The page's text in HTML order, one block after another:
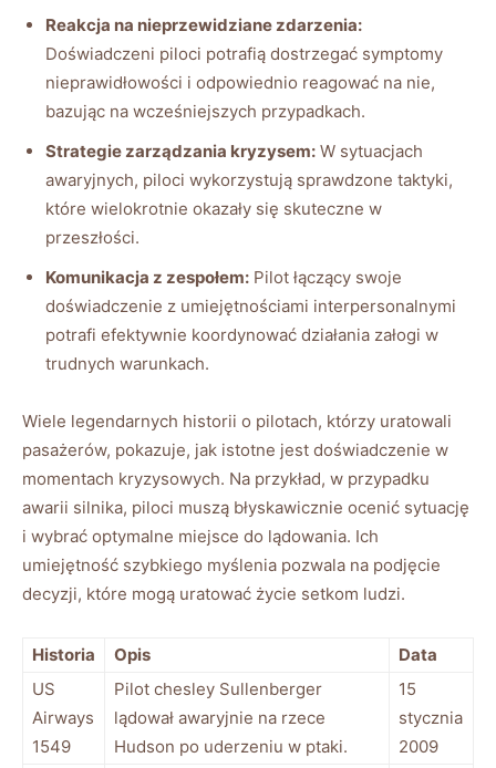
Reakcja na nieprzewidziane zdarzenia:
Doświadczeni piloci potrafią dostrzegać symptomy ​
nieprawidłowości i odpowiednio reagować na⁤ nie,
⁢bazując na wcześniejszych przypadkach.
Strategie​ zarządzania kryzysem: W ​sytuacjach
awaryjnych, piloci wykorzystują sprawdzone taktyki,
‌które‍ wielokrotnie ⁤okazały ‍się skuteczne w⁣
przeszłości.
Komunikacja z⁣ zespołem: Pilot łączący ‍swoje
doświadczenie ⁤z umiejętnościami interpersonalnymi
potrafi efektywnie ⁤koordynować działania załogi w
trudnych warunkach.
Wiele legendarnych historii o ​pilotach,​ którzy uratowali
pasażerów,⁤ pokazuje, jak istotne jest⁣ doświadczenie w
momentach kryzysowych. Na⁤ przykład, w‍ przypadku
awarii silnika, piloci muszą błyskawicznie ocenić sytuację
i ⁢wybrać optymalne miejsce do ⁣lądowania. Ich
umiejętność​ szybkiego myślenia pozwala na ⁣podjęcie
decyzji,⁣ które mogą​ uratować życie setkom ​ludzi.
Historia Opis
Data
US⁣
Airways
‌1549
Pilot chesley⁣ Sullenberger
lądował⁣ awaryjnie na⁣ rzece
Hudson po uderzeniu w ptaki.
15
stycznia
2009